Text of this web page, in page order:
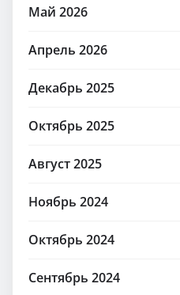
Май 2026
Апрель 2026
Декабрь 2025
Октябрь 2025
Август 2025
Ноябрь 2024
Октябрь 2024
Сентябрь 2024